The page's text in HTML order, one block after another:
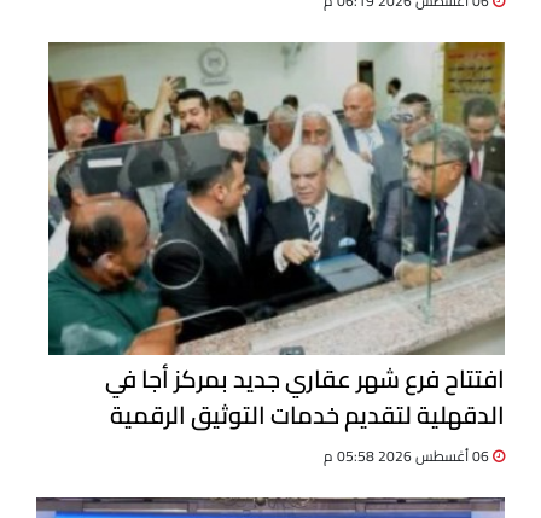
افتتاح فرع شهر عقاري جديد بمركز أجا في
الدقهلية لتقديم خدمات التوثيق الرقمية